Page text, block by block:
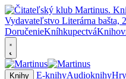
DoručenieKníhkupectvá
Knihy E-knihyAudioknihyHry